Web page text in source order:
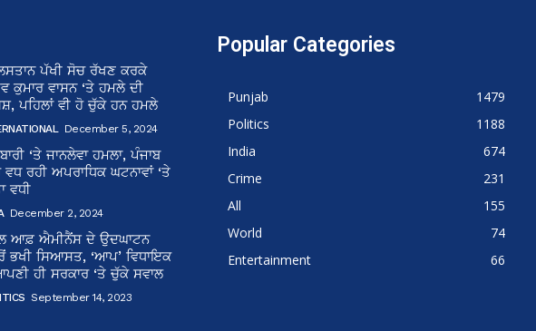
ਪੱਖੀ ਸੋਚ ਰੱਖਣ ਕਰਕੇ
ਕੁਮਾਰ ਵਾਸਨ ‘ਤੇ ਹਮਲੇ ਦੀ
ਪਹਿਲਾਂ ਵੀ ਹੋ ਚੁੱਕੇ ਹਨ ਹਮਲੇ
December 5, 2024
‘ਤੇ ਜਾਨਲੇਵਾ ਹਮਲਾ, ਪੰਜਾਬ
ਵਧ ਰਹੀ ਅਪਰਾਧਿਕ ਘਟਨਾਵਾਂ ‘ਤੇ
ਵਧੀ
December 2, 2024
ਆਫ਼ ਐਮੀਨੈਂਸ ਦੇ ਉਦਘਾਟਨ
ਭਖੀ ਸਿਆਸਤ, ‘ਆਪ’ ਵਿਧਾਇਕ
ਹੀ ਸਰਕਾਰ ‘ਤੇ ਚੁੱਕੇ ਸਵਾਲ
September 14, 2023
Popular Categories
Punjab
1479
Politics
1188
India
674
Crime
231
All
155
World
74
Entertainment
66